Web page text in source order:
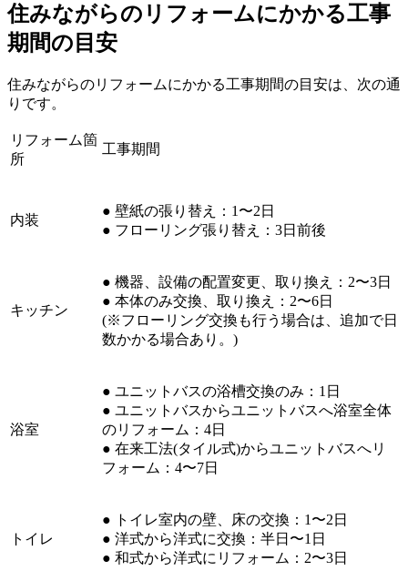
住みながらのリフォームにかかる工事
期間の目安
住みながらのリフォームにかかる工事期間の目安は、次の通
りです。
リフォーム箇
所
工事期間
内装
● 壁紙の張り替え：1〜2日
● フローリング張り替え：3日前後
キッチン
● 機器、設備の配置変更、取り換え：2〜3日
● 本体のみ交換、取り換え：2〜6日
(※フローリング交換も行う場合は、追加で日
数かかる場合あり。)
浴室
● ユニットバスの浴槽交換のみ：1日
● ユニットバスからユニットバスへ浴室全体
のリフォーム：4日
● 在来工法(タイル式)からユニットバスへリ
フォーム：4〜7日
トイレ
● トイレ室内の壁、床の交換：1〜2日
● 洋式から洋式に交換：半日〜1日
● 和式から洋式にリフォーム：2〜3日